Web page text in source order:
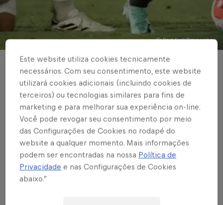
© Red Bull Bragantino
PAULISTÃO
Red Bull Bragantino
perde para o
Palmeiras por 1 a 0
pelo Paulistão
Este website utiliza cookies tecnicamente
necessários. Com seu consentimento, este website
utilizará cookies adicionais (incluindo cookies de
terceiros) ou tecnologias similares para fins de
marketing e para melhorar sua experiência on-line.
Você pode revogar seu consentimento por meio
das Configurações de Cookies no rodapé do
website a qualquer momento. Mais informações
podem ser encontradas na nossa Política de
Privacidade e nas Configurações de Cookies
abaixo.”